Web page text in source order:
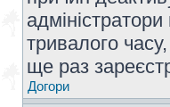
тривалого
ще раз
Догори